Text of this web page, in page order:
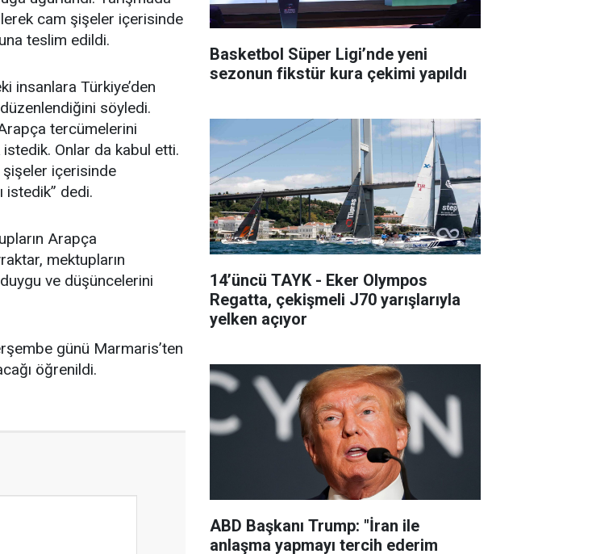
cam şişeler içerisinde
teslim edildi.
insanlara Türkiye’den
söyledi.
tercümelerini
Onlar da kabul etti.
şişeler içerisinde
istedik” dedi.
Arapça
mektupların
ve düşüncelerini
günü Marmaris’ten
öğrenildi.
Basketbol Süper Ligi’nde yeni
sezonun fikstür kura çekimi yapıldı
14’üncü TAYK - Eker Olympos
Regatta, çekişmeli J70 yarışlarıyla
yelken açıyor
ABD Başkanı Trump: "İran ile
anlaşma yapmayı tercih ederim